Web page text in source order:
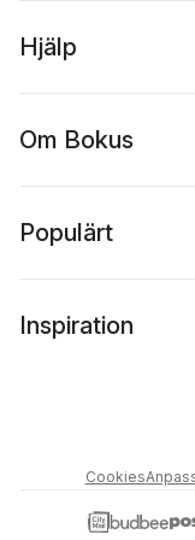
Hjälp
Om Bokus
Populärt
Inspiration
Cookies